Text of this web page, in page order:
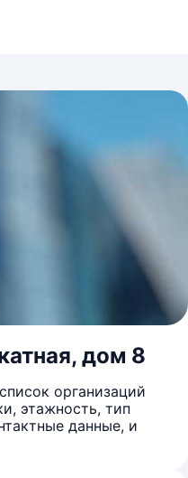
дом 8
организаций
этажность, тип
данные, и